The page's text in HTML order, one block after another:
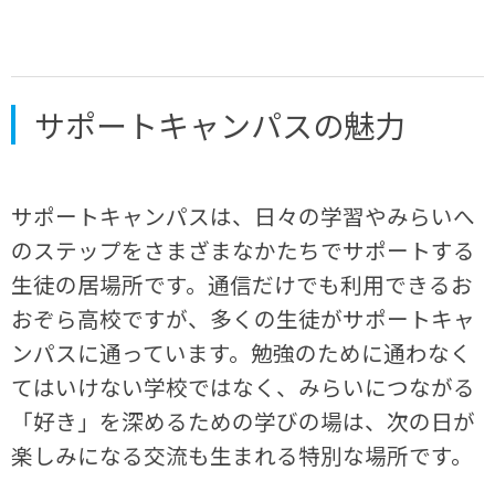
サポートキャンパスの魅力
サポートキャンパスは、日々の学習やみらいへ
のステップをさまざまなかたちでサポートする
生徒の居場所です。通信だけでも利用できるお
おぞら高校ですが、多くの生徒がサポートキャ
ンパスに通っています。勉強のために通わなく
てはいけない学校ではなく、みらいにつながる
「好き」を深めるための学びの場は、次の日が
楽しみになる交流も生まれる特別な場所です。